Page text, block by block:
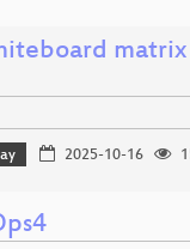
2025-10-16